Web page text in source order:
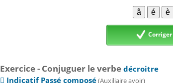
Corriger
Exercice - Conjuguer le verbedécroitre
 Indicatif Passé composé(Auxiliaire avoir)